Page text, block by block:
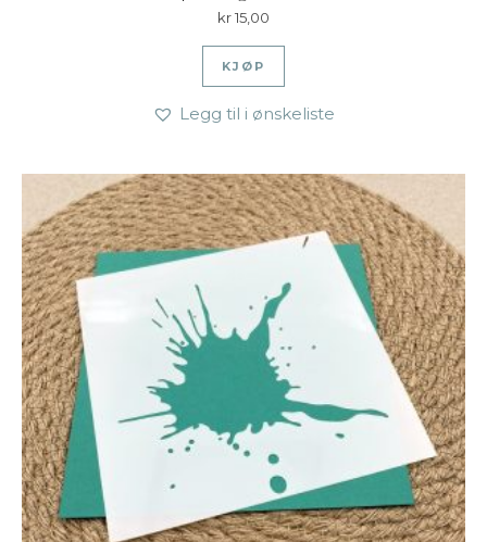
kr15,00
KJØP
Legg til i ønskeliste